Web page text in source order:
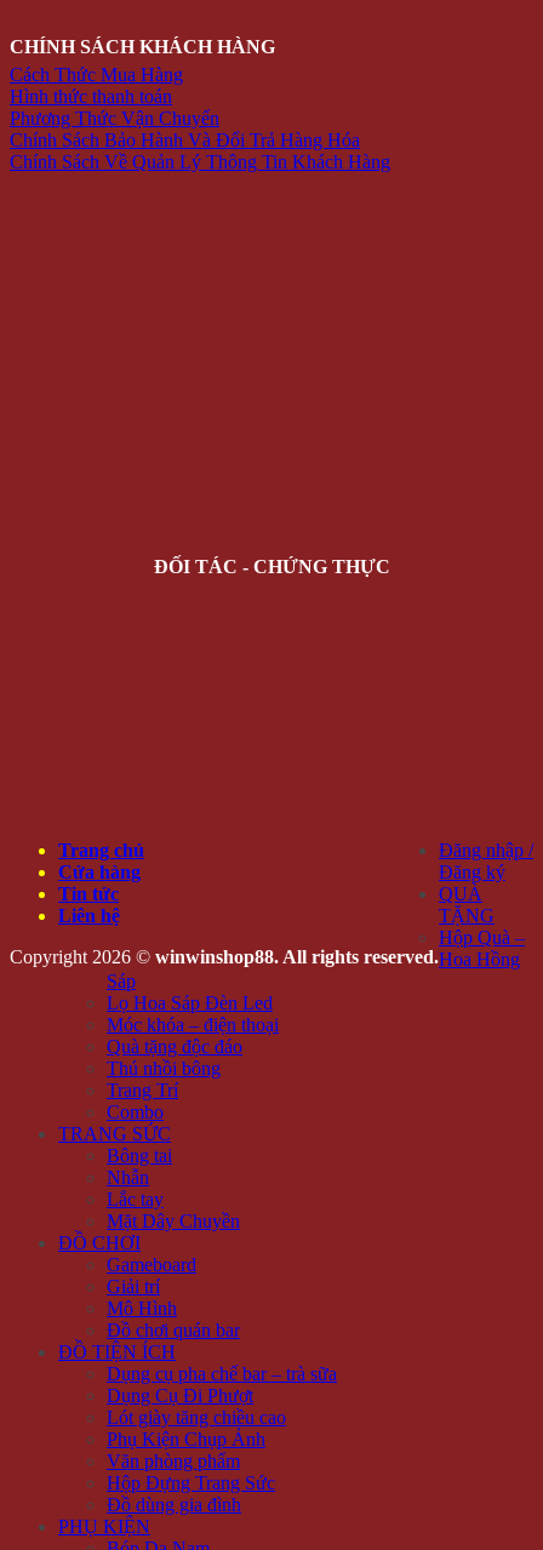
CHÍNH SÁCH KHÁCH HÀNG
Cách Thức Mua Hàng
Hình thức thanh toán
Phương Thức Vận Chuyển
Chính Sách Bảo Hành Và Đổi Trả Hàng Hóa
Chính Sách Về Quản Lý Thông Tin Khách Hàng
ĐỐI TÁC - CHỨNG THỰC
Trang chủ
Cửa hàng
Tin tức
Liên hệ
Copyright 2026 © winwinshop88. All rights reserved.
Đăng nhập /
Đăng ký
QUÀ
TẶNG
Hộp Quà –
Hoa Hồng
Sáp
Lọ Hoa Sáp Đèn Led
Móc khóa – điện thoại
Quà tặng độc đáo
Thú nhồi bông
Trang Trí
Combo
TRANG SỨC
Bông tai
Nhẫn
Lắc tay
Mặt Dây Chuyền
ĐỒ CHƠI
Gameboard
Giải trí
Mô Hình
Đồ chơi quán bar
ĐỒ TIỆN ÍCH
Dụng cụ pha chế bar – trà sữa
Dụng Cụ Đi Phượt
Lót giày tăng chiều cao
Phụ Kiện Chụp Ảnh
Văn phòng phẩm
Hộp Đựng Trang Sức
Đồ dùng gia đình
PHỤ KIỆN